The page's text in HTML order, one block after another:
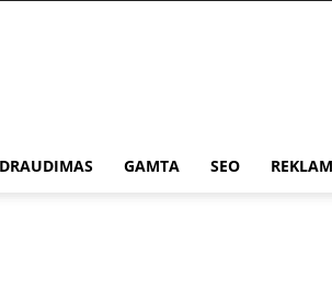
DRAUDIMAS GAMTA SEO